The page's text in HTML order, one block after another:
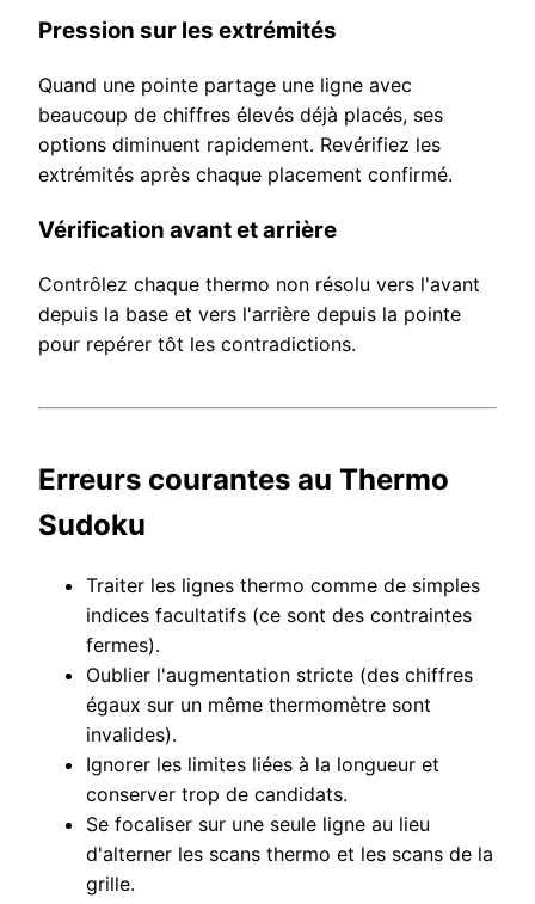
Pression sur les extrémités
Quand une pointe partage une ligne avec
beaucoup de chiffres élevés déjà placés, ses
options diminuent rapidement. Revérifiez les
extrémités après chaque placement confirmé.
Vérification avant et arrière
Contrôlez chaque thermo non résolu vers l'avant
depuis la base et vers l'arrière depuis la pointe
pour repérer tôt les contradictions.
Erreurs courantes au Thermo
Sudoku
Traiter les lignes thermo comme de simples
indices facultatifs (ce sont des contraintes
fermes).
Oublier l'augmentation stricte (des chiffres
égaux sur un même thermomètre sont
invalides).
Ignorer les limites liées à la longueur et
conserver trop de candidats.
Se focaliser sur une seule ligne au lieu
d'alterner les scans thermo et les scans de la
grille.